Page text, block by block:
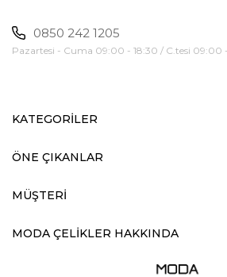
0850 242 1205
Pazartesi - Cuma 09:00 - 18:30 / C.tesi 09:00
KATEGORİLER
ÖNE ÇIKANLAR
MÜŞTERİ
MODA ÇELİKLER HAKKINDA